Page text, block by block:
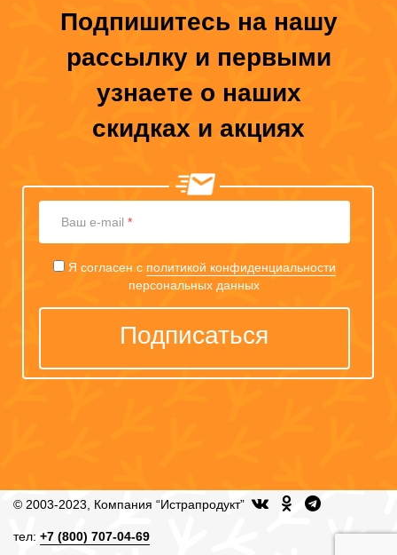
Подпишитесь на нашу
рассылку и первыми
узнаете о наших
скидках и акциях
mail
Ваш e-mail *
Я согласен с политикой конфиденциальности
персональных данных
Подписаться
© 2003-2023, Компания “Истрапродукт”
тел: +7 (800) 707-04-69